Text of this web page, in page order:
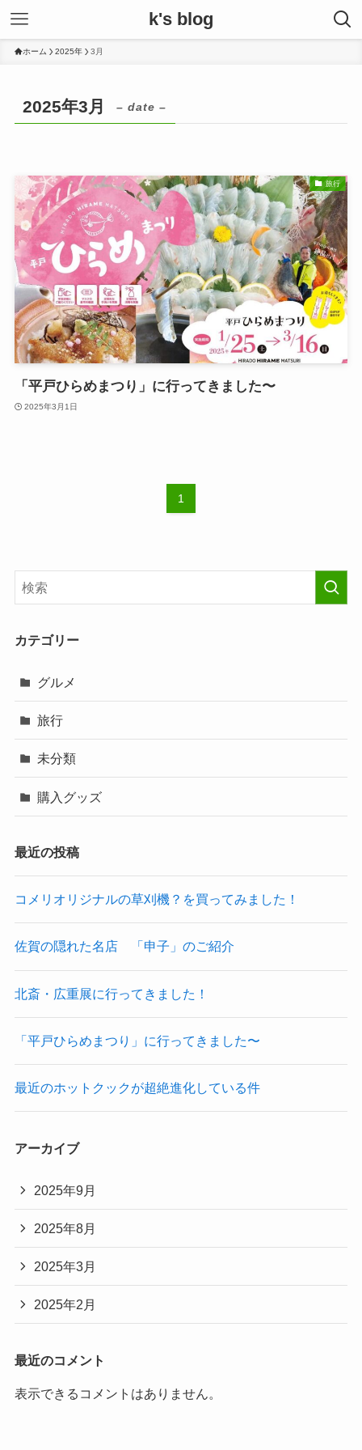
k's blog
ホーム 2025年 3月
2025年3月 – date –
旅行
「平戸ひらめまつり」に行ってきました〜
2025年3月1日
1
カテゴリー
グルメ
旅行
未分類
購入グッズ
最近の投稿
コメリオリジナルの草刈機？を買ってみました！
佐賀の隠れた名店 「申子」のご紹介
北斎・広重展に行ってきました！
「平戸ひらめまつり」に行ってきました〜
最近のホットクックが超絶進化している件
アーカイブ
2025年9月
2025年8月
2025年3月
2025年2月
最近のコメント
表示できるコメントはありません。